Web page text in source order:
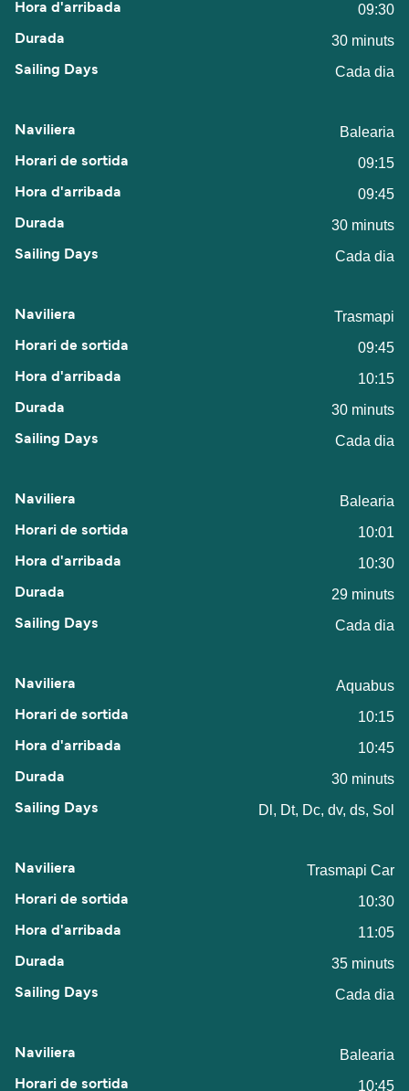
09:30
30 minuts
Cada dia
Balearia
09:15
09:45
30 minuts
Cada dia
Trasmapi
09:45
10:15
30 minuts
Cada dia
Balearia
10:01
10:30
29 minuts
Cada dia
Aquabus
10:15
10:45
30 minuts
Dl, Dt, Dc, dv, ds, Sol
Trasmapi Car
10:30
11:05
35 minuts
Cada dia
Balearia
10:45